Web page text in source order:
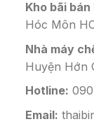
Kho bãi bán
Hóc Môn
Nhà máy
Huyện Hớn
Hotline:
Email: